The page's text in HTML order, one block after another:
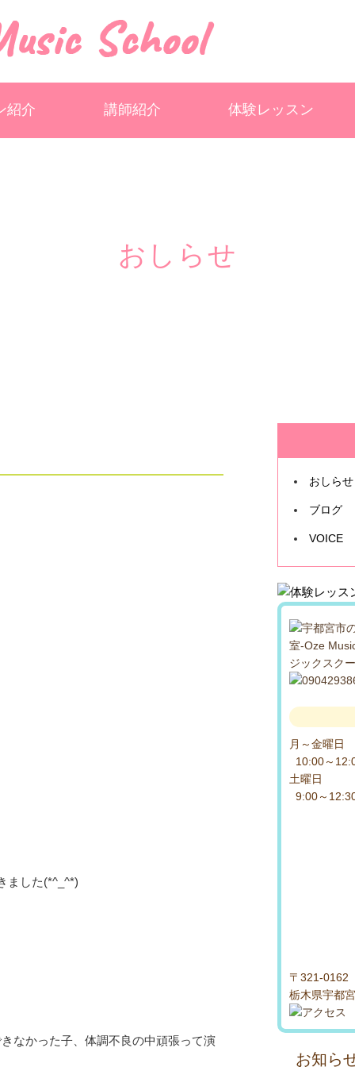
紹介 講師紹介 体験レッスン
おしらせ
ました(*^_^*)
なかった子、体調不良の中頑張って演
おしらせ
ブログ
VOICE
月～金曜日
10:00～
土曜日
9:00～
〒321-0162
栃木県宇都
お知ら